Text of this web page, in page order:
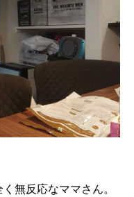
無反応なママさん。